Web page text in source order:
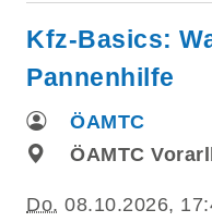
Kfz-Basics:
Pannenhilfe
ÖAMTC
ÖAMTC
Do. 08.10.2026,